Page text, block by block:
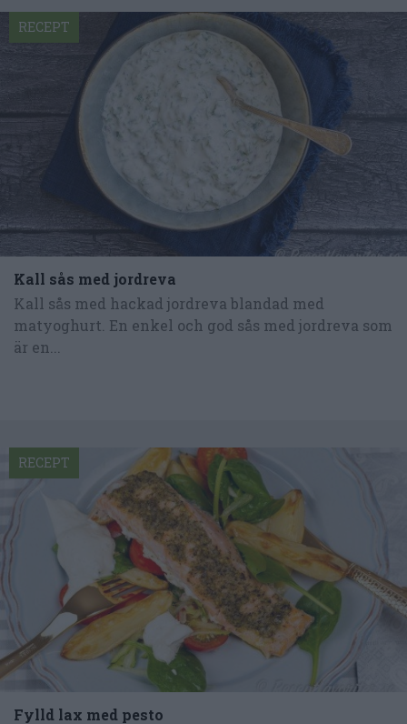
Kall sås med jordreva
Kall sås med hackad jordreva blandad med
matyoghurt. En enkel och god sås med jordreva som
är en...
RECEPT
Fylld lax med pesto
RECEPT